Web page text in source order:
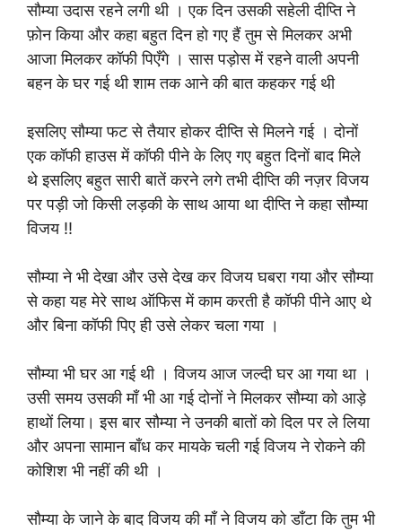
सौम्या उदास रहने लगी थी । एक दिन उसकी सहेली दीप्ति ने
फ़ोन किया और कहा बहुत दिन हो गए हैं तुम से मिलकर अभी
आजा मिलकर कॉफी पिएँगे । सास पड़ोस में रहने वाली अपनी
बहन के घर गई थी शाम तक आने की बात कहकर गई थी
इसलिए सौम्या फट से तैयार होकर दीप्ति से मिलने गई । दोनों
एक कॉफी हाउस में कॉफी पीने के लिए गए बहुत दिनों बाद मिले
थे इसलिए बहुत सारी बातें करने लगे तभी दीप्ति की नज़र विजय
पर पड़ी जो किसी लड़की के साथ आया था दीप्ति ने कहा सौम्या
विजय !!
सौम्या ने भी देखा और उसे देख कर विजय घबरा गया और सौम्या
से कहा यह मेरे साथ ऑफिस में काम करती है कॉफी पीने आए थे
और बिना कॉफी पिए ही उसे लेकर चला गया ।
सौम्या भी घर आ गई थी । विजय आज जल्दी घर आ गया था ।
उसी समय उसकी माँ भी आ गई दोनों ने मिलकर सौम्या को आड़े
हाथों लिया। इस बार सौम्या ने उनकी बातों को दिल पर ले लिया
और अपना सामान बाँध कर मायके चली गई विजय ने रोकने की
कोशिश भी नहीं की थी ।
सौम्या के जाने के बाद विजय की माँ ने विजय को डाँटा कि तुम भी